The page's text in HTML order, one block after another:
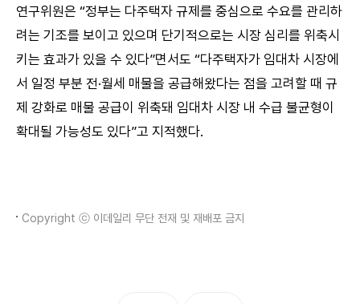
연구위원은 “정부는 다주택자 규제를 중심으로 수요를 관리하
려는 기조를 보이고 있으며 단기적으로는 시장 심리를 위축시
키는 효과가 있을 수 있다”면서도 “다주택자가 임대차 시장에
서 일정 부분 전·월세 매물을 공급해왔다는 점을 고려할 때 규
제 강화로 매물 공급이 위축돼 임대차 시장 내 수급 불균형이
확대될 가능성도 있다”고 지적했다.
Copyright ⓒ 이데일리 무단 전재 및 재배포 금지